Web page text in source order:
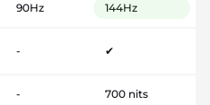
90Hz 144Hz
- ✔
- 700 nits